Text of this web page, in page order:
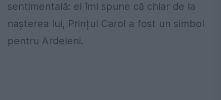
sentimentală: el îmi spune că chiar de la
nașterea lui, Prințul Carol a fost un simbol
pentru Ardeleni.